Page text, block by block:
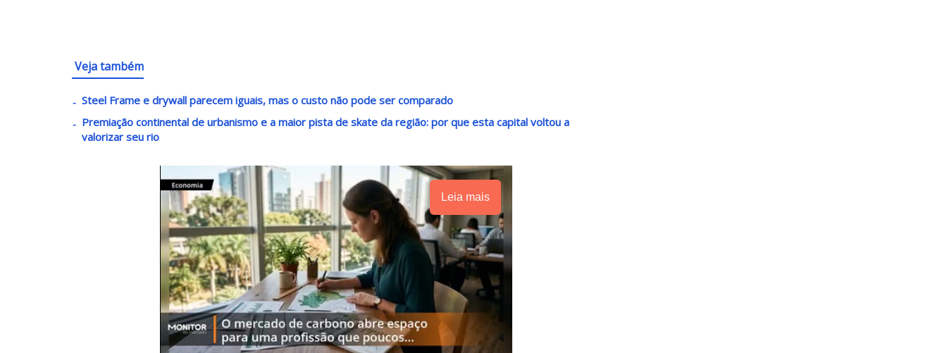
Veja também
Steel Frame e drywall parecem iguais, mas o custo não pode ser comparado
Premiação continental de urbanismo e a maior pista de skate da região: por que esta capital voltou a
valorizar seu rio
Leia mais